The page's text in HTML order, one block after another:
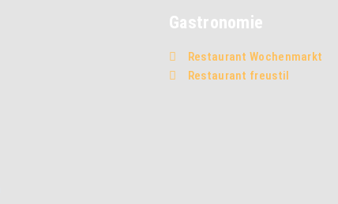
Gastronomie
Restaurant Wochenmarkt
Restaurant freustil